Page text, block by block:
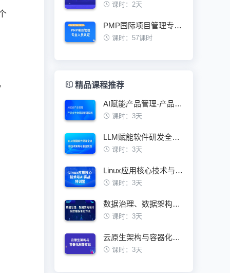
课时：2天
PMP国际项目管理专业人员资格认证培训班
课时：57课时
精品课程推荐
AI赋能产品管理-产品全生命周期管理实战
课时：3天
LLM赋能软件研发全流程技术架构与最佳实践
课时：3天
Linux应用核心技术与AI实战特训营
课时：3天
数据治理、数据架构设计及数据标准化方法
课时：3天
云原生架构与容器化部署实战训练营
课时：3天